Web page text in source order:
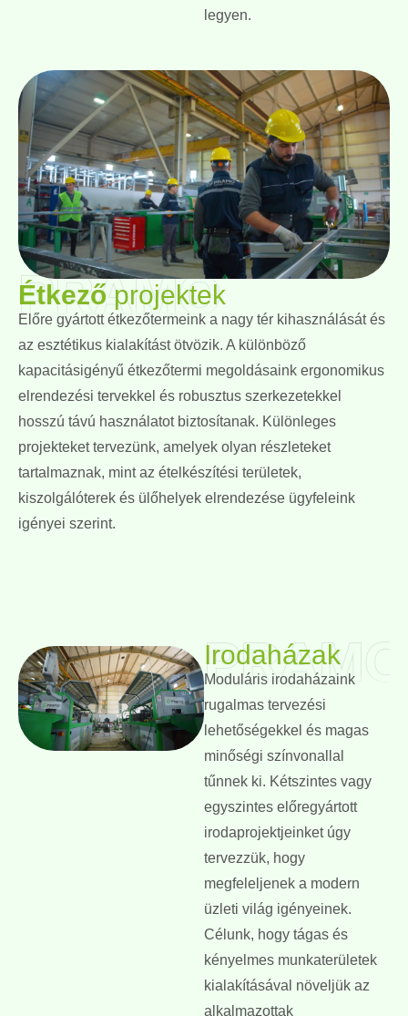
legyen.
PRAMO
Étkezőprojektek
Előre gyártott étkezőtermeink a nagy tér kihasználását és
az esztétikus kialakítást ötvözik. A különböző
kapacitásigényű étkezőtermi megoldásaink ergonomikus
elrendezési tervekkel és robusztus szerkezetekkel
hosszú távú használatot biztosítanak. Különleges
projekteket tervezünk, amelyek olyan részleteket
tartalmaznak, mint az ételkészítési területek,
kiszolgálóterek és ülőhelyek elrendezése ügyfeleink
igényei szerint.
PRAMO
Irodaházak
Moduláris irodaházaink
rugalmas tervezési
lehetőségekkel és magas
minőségi színvonallal
tűnnek ki. Kétszintes vagy
egyszintes előregyártott
irodaprojektjeinket úgy
tervezzük, hogy
megfeleljenek a modern
üzleti világ igényeinek.
Célunk, hogy tágas és
kényelmes munkaterületek
kialakításával növeljük az
alkalmazottak